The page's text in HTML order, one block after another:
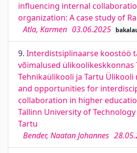
influencing internal
organization: A case study of
Atla, Karmen 03.06.2025
9. Interdistsiplinaarse koostöö
võimalused ülikoolikeskkonnas
Tehnikaülikooli ja Tartu Ülikooli
and opportunities for
collaboration in higher
Tallinn University of
Tartu
Bender, Naatan Johannes